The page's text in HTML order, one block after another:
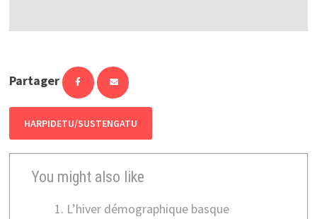
Partager
HARPIDETU/SUSTENGATU
You might also like
L’hiver démographique basque